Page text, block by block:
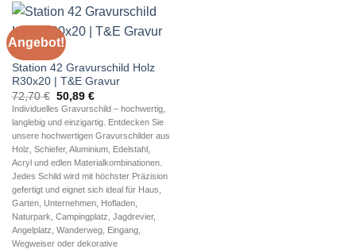
Angebot!
STATIONEN
Station 42 Gravurschild Holz
R30x20 | T&E Gravur
72,70€ Ursprünglicher
Preis
war:
72,70 €
50,89 €Aktueller
Preis
ist:
50,89 €.
Individuelles Gravurschild – hochwertig,
langlebig und einzigartig. Entdecken Sie
unsere hochwertigen Gravurschilder aus
Holz, Schiefer, Aluminium, Edelstahl,
Acryl und edlen Materialkombinationen.
Jedes Schild wird mit höchster Präzision
gefertigt und eignet sich ideal für Haus,
Garten, Unternehmen, Hofladen,
Naturpark, Campingplatz, Jagdrevier,
Angelplatz, Wanderweg, Eingang,
Wegweiser oder dekorative